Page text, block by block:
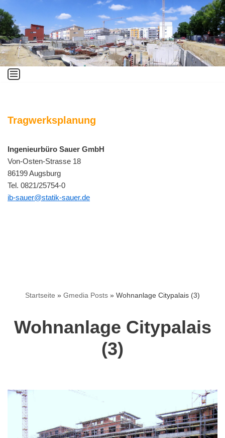
Zum
Inhalt
springen
Tragwerksplanung
Ingenieurbüro Sauer GmbH
Von-Osten-Strasse 18
86199 Augsburg
Tel. 0821/25754-0
ib-sauer@statik-sauer.de
Startseite » Gmedia Posts » Wohnanlage Citypalais (3)
Wohnanlage Citypalais
(3)